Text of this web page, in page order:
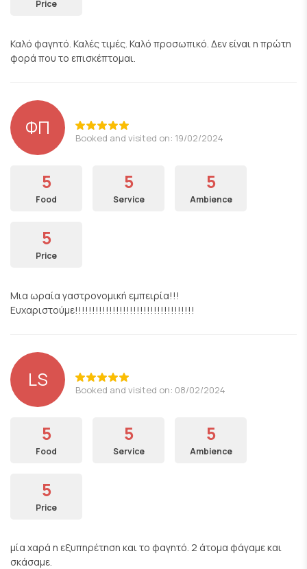
Price
Καλό φαγητό. Καλές τιμές. Καλό προσωπικό. Δεν είναι η πρώτη
φορά που το επισκέπτομαι.
ΦΠ Booked and visited on: 19/02/2024
5
Food
5
Service
5
Ambience
5
Price
Μια ωραία γαστρονομική εμπειρία!!!
Ευχαριστούμε!!!!!!!!!!!!!!!!!!!!!!!!!!!!!!!!!!!
LS Booked and visited on: 08/02/2024
5
Food
5
Service
5
Ambience
5
Price
μία χαρά η εξυπηρέτηση και το φαγητό. 2 άτομα φάγαμε και
σκάσαμε.